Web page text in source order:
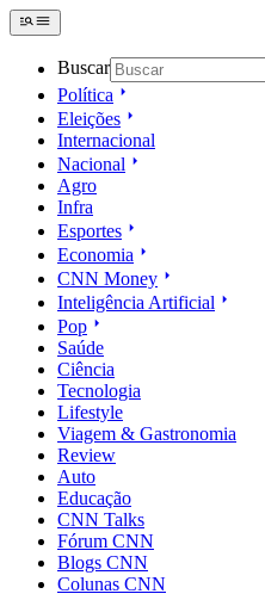
Buscar
Política
Eleições
Internacional
Nacional
Agro
Infra
Esportes
Economia
CNN Money
Inteligência Artificial
Pop
Saúde
Ciência
Tecnologia
Lifestyle
Viagem & Gastronomia
Review
Auto
Educação
CNN Talks
Fórum CNN
Blogs CNN
Colunas CNN